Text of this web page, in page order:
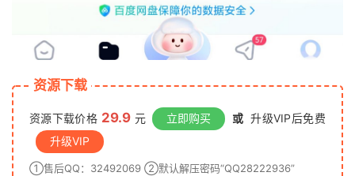
资源下载
资源下载价格 29.9 元 立即购买 或 升级VIP后免费
升级VIP
①售后QQ：32492069 ②默认解压密码“QQ28222936”